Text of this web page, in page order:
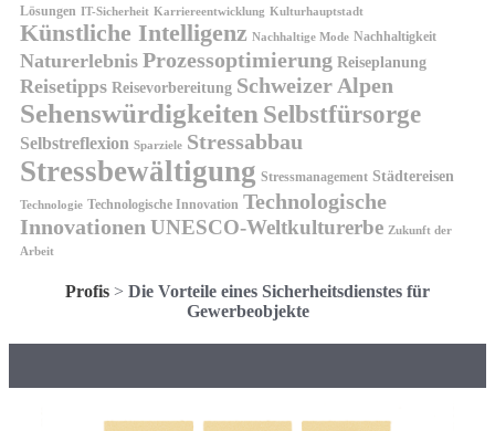
Lösungen IT-Sicherheit Karriereentwicklung Kulturhauptstadt
Künstliche Intelligenz Nachhaltige Mode Nachhaltigkeit
Naturerlebnis Prozessoptimierung Reiseplanung
Reisetipps Reisevorbereitung Schweizer Alpen
Sehenswürdigkeiten Selbstfürsorge
Selbstreflexion Sparziele Stressabbau
Stressbewältigung Stressmanagement Städtereisen
Technologie Technologische Innovation Technologische
Innovationen UNESCO-Weltkulturerbe Zukunft der
Arbeit
Profis > Die Vorteile eines Sicherheitsdienstes für
Gewerbeobjekte